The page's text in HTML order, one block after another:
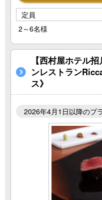
定員
2～6名様
【西村屋ホテル
ンレストラン
ス》
2026年4月1日以降のプ